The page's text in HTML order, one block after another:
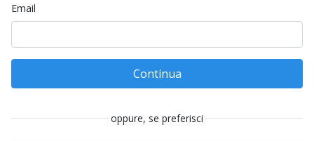
Email
Continua
oppure, se preferisci